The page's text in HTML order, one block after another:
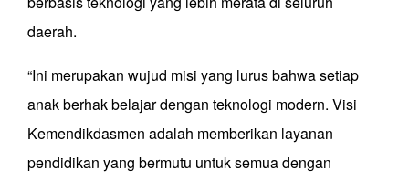
daerah.
“Ini merupakan wujud misi yang lurus bahwa setiap
anak berhak belajar dengan teknologi modern. Visi
Kemendikdasmen adalah memberikan layanan
pendidikan yang bermutu untuk semua dengan